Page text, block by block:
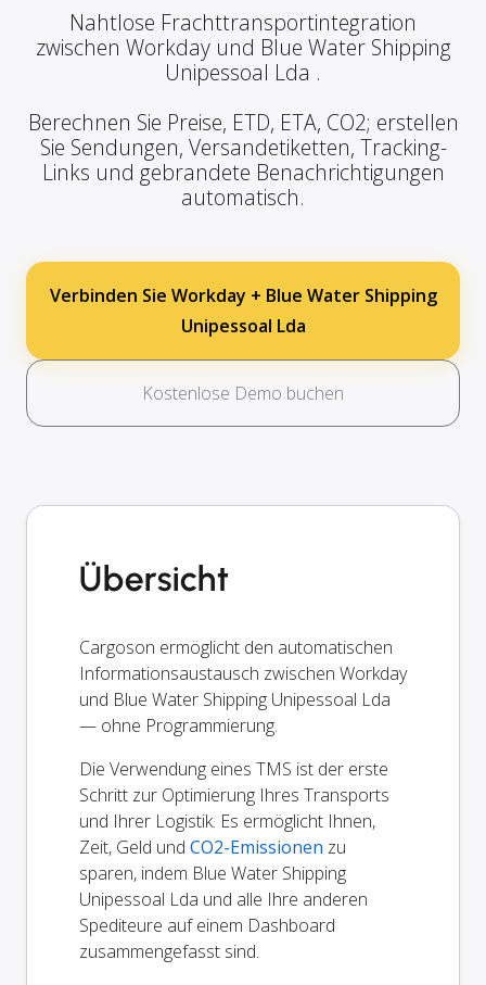
Nahtlose Frachttransportintegration
zwischen Workday und Blue Water Shipping
Unipessoal Lda .
Berechnen Sie Preise, ETD, ETA, CO2; erstellen
Sie Sendungen, Versandetiketten, Tracking-
Links und gebrandete Benachrichtigungen
automatisch.
Verbinden Sie Workday + Blue Water Shipping
Unipessoal Lda
Kostenlose Demo buchen
Übersicht
Cargoson ermöglicht den automatischen
Informationsaustausch zwischen Workday
und Blue Water Shipping Unipessoal Lda
— ohne Programmierung.
Die Verwendung eines TMS ist der erste
Schritt zur Optimierung Ihres Transports
und Ihrer Logistik. Es ermöglicht Ihnen,
Zeit, Geld und CO2-Emissionen zu
sparen, indem Blue Water Shipping
Unipessoal Lda und alle Ihre anderen
Spediteure auf einem Dashboard
zusammengefasst sind.